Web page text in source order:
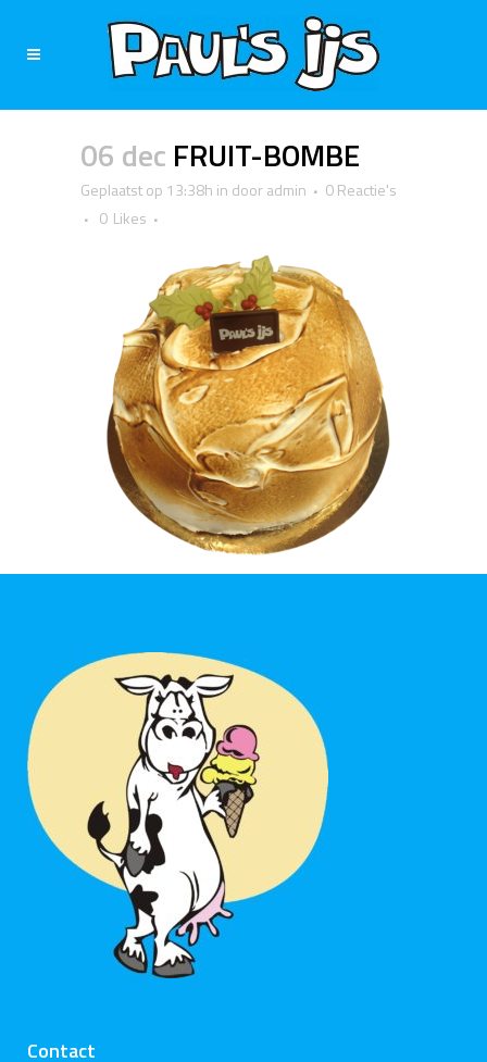
06 dec FRUIT-BOMBE
Geplaatst op 13:38h in dooradmin
0 Reactie's
0 Likes
Contact